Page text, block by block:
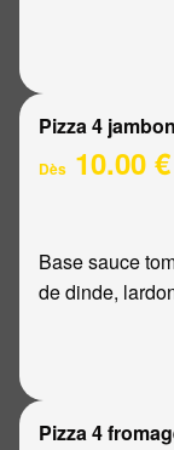
Pizza 4
Dès 10.00 €
Base sauce
de dinde,
Pizza 4